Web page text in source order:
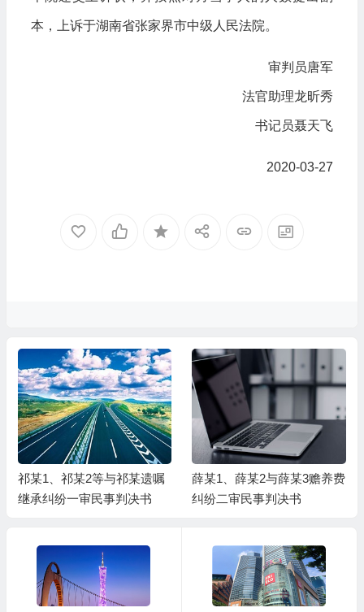
本，上诉于湖南省张家界市中级人民法院。
审判员唐军
法官助理龙昕秀
书记员聂天飞
2020-03-27
祁某1、祁某2等与祁某遗嘱
继承纠纷一审民事判决书
薛某1、薛某2与薛某3赡养费
纠纷二审民事判决书